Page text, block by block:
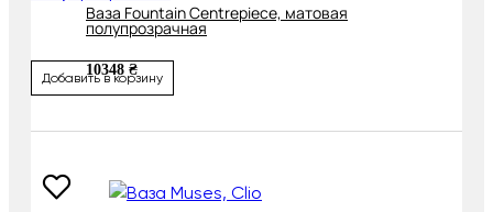
Ваза Fountain Centrepiece, матовая
полупрозрачная
10348 ₴
Добавить в корзину